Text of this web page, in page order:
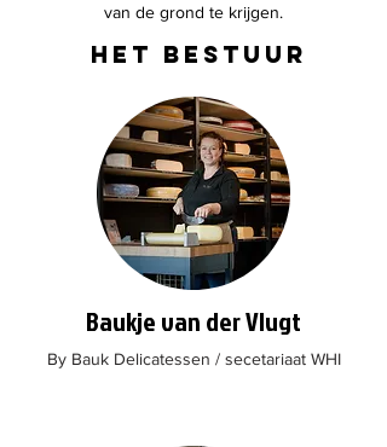
van de grond te krijgen.
het bestuur
Baukje van der Vlugt
By Bauk Delicatessen / secetariaat WHI